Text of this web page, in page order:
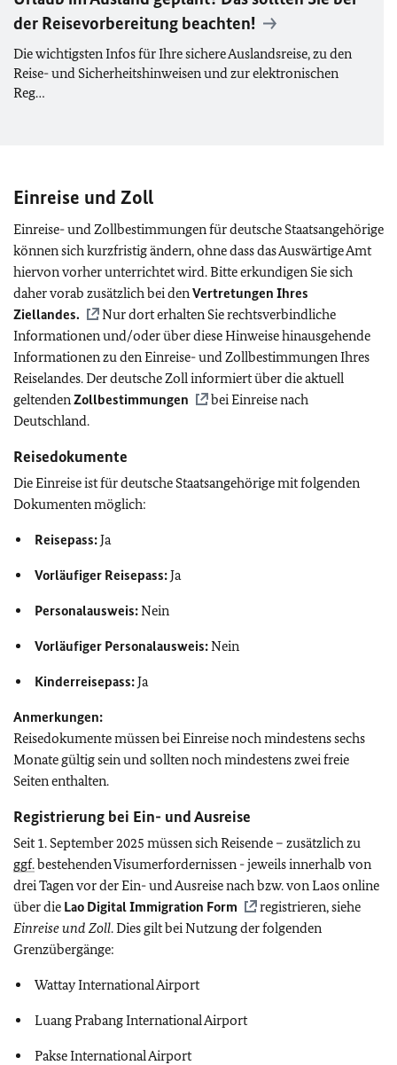
der Reisevorbereitung beachten!
Die wichtigsten Infos für Ihre sichere Auslandsreise, zu den
Reise- und Sicherheitshinweisen und zur elektronischen
Reg…
Einreise und Zoll
Einreise- und Zollbestimmungen für deutsche Staatsangehörige
können sich kurzfristig ändern, ohne dass das Auswärtige Amt
hiervon vorher unterrichtet wird. Bitte erkundigen Sie sich
daher vorab zusätzlich bei denVertretungen Ihres
Ziellandes.
Nur dort erhalten Sie rechtsverbindliche
Informationen und/oder über diese Hinweise hinausgehende
Informationen zu den Einreise- und Zollbestimmungen Ihres
Reiselandes. Der deutsche Zoll informiert über die aktuell
geltendenZollbestimmungen
bei Einreise nach
Deutschland.
Reisedokumente
Die Einreise ist für deutsche Staatsangehörige mit folgenden
Dokumenten möglich:
Reisepass:Ja
Vorläufiger Reisepass:Ja
Personalausweis:Nein
Vorläufiger Personalausweis:Nein
Kinderreisepass:Ja
Anmerkungen:
Reisedokumente müssen bei Einreise noch mindestens sechs
Monate gültig sein und sollten noch mindestens zwei freie
Seiten enthalten.
Registrierung bei Ein- und Ausreise
Seit 1. September 2025 müssen sich Reisende – zusätzlich zu
ggf.bestehenden Visumerfordernissen - jeweils innerhalb von
drei Tagen vor der Ein- und Ausreise nach bzw. von Laos online
über die Lao Digital Immigration Form
registrieren, siehe
Einreise und Zoll. Dies gilt bei Nutzung der folgenden
Grenzübergänge:
Wattay International Airport
Luang Prabang International Airport
Pakse International Airport